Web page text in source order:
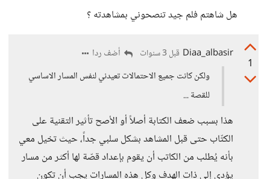
هل شاهتم فلم جيد تنصحوني بمشاهدته ؟
1
Diaa_albasir قبل 3 سنوات
أضف ردا
ولكن كانت جميع الاحتمالات تعيدني لنفس المسار الاساسي
للقصة ...
هذا بسبب ضعف الكتابة أصلاً أو الأصح تأثير التقنية على
الكتّاب حتى قبل المشاهد بشكل سلبي جداً، حيث تخيل معي
بأنه يُطلب من الكاتب أن يقوم بإعداد قصّة لها أكثر من مسار